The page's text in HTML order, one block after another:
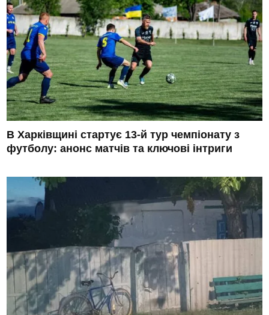
В Харківщині стартує 13-й тур чемпіонату з
футболу: анонс матчів та ключові інтриги